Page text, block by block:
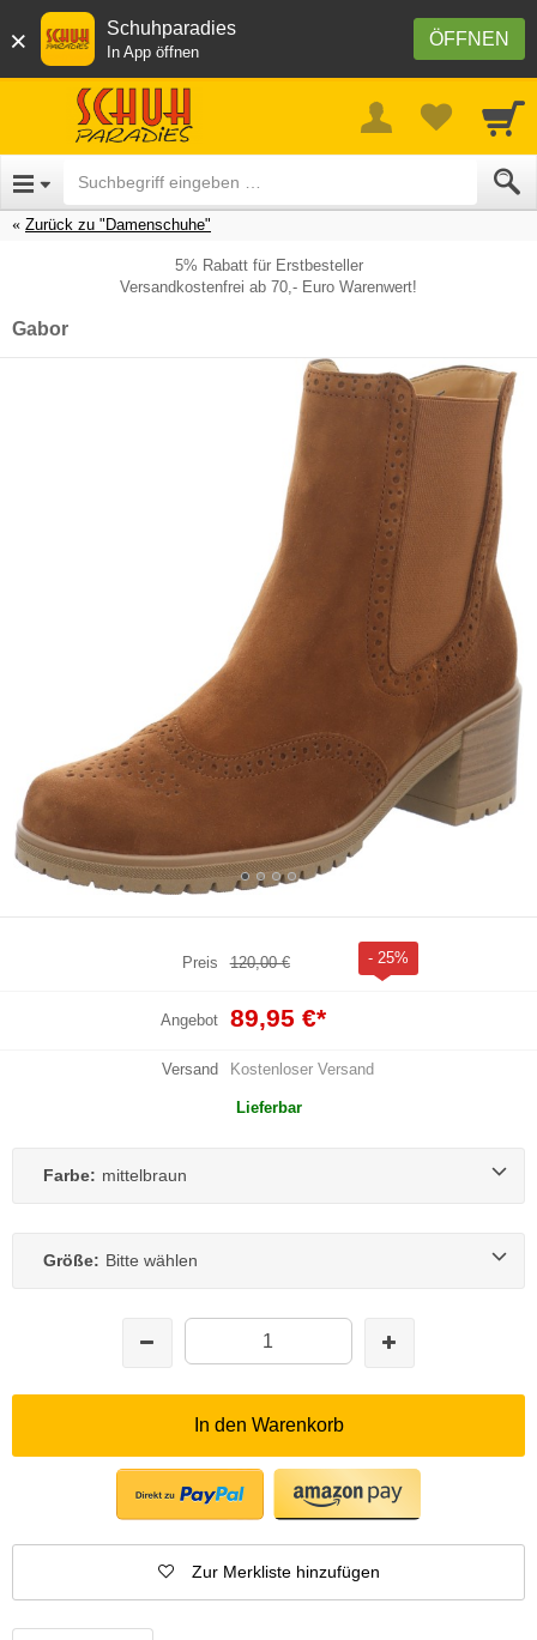
× ÖFFNEN
Schuhparadies
In App öffnen
Zurück zu "Damenschuhe"
5% Rabatt für Erstbesteller
Versandkostenfrei ab 70,- Euro Warenwert!
Gabor
Preis 120,00 € - 25%
Angebot 89,95 €*
Versand Kostenloser Versand
Lieferbar
Farbe: mittelbraun
Größe: Bitte wählen
In den Warenkorb
Zur Merkliste hinzufügen